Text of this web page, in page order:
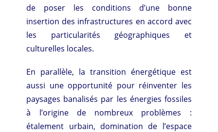
de poser les conditions d’une bonne
insertion des infrastructures en accord avec
les particularités géographiques et
culturelles locales.
En parallèle, la transition énergétique est
aussi une opportunité pour réinventer les
paysages banalisés par les énergies fossiles
à l’origine de nombreux problèmes :
étalement urbain, domination de l’espace